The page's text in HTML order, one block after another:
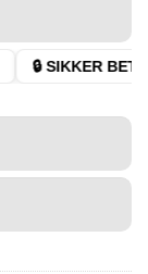
🔒 SIKKER